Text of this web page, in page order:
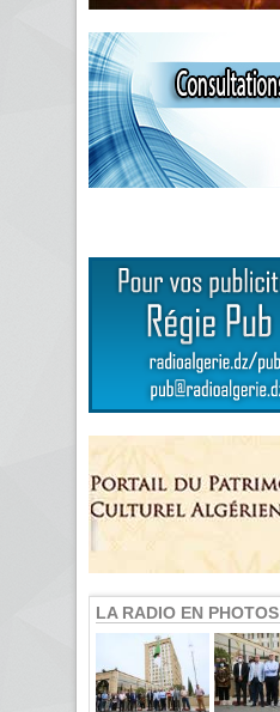
LA RADIO EN PHOTOS